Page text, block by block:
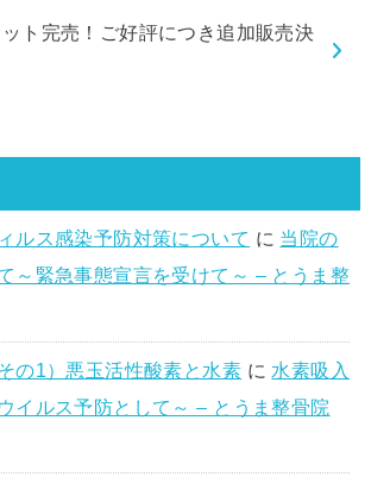
ト完売！ご好評につき追加販売決
ルス感染予防対策について に 当院の
～緊急事態宣言を受けて～ – とうま整
の1）悪玉活性酸素と水素 に 水素吸入
ルス予防として～ – とうま整骨院